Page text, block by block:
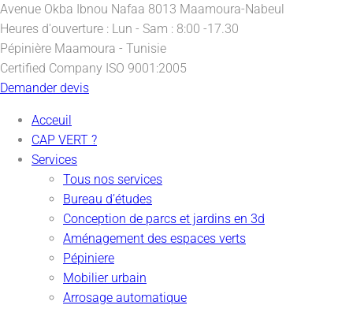
Avenue Okba Ibnou Nafaa 8013 Maamoura-Nabeul
Heures d'ouverture : Lun - Sam : 8:00 -17.30
Pépinière Maamoura - Tunisie
Certified Company ISO 9001:2005
Demander devis
Acceuil
CAP VERT ?
Services
Tous nos services
Bureau d’études
Conception de parcs et jardins en 3d
Aménagement des espaces verts
Pépiniere
Mobilier urbain
Arrosage automatique